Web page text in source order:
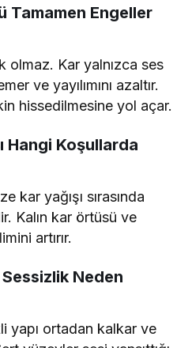
Tamamen Engeller
olmaz. Kar yalnızca ses
ve yayılımını azaltır.
hissedilmesine yol açar.
Hangi Koşullarda
kar yağışı sırasında
Kalın kar örtüsü ve
artırır.
Neden
yapı ortadan kalkar ve